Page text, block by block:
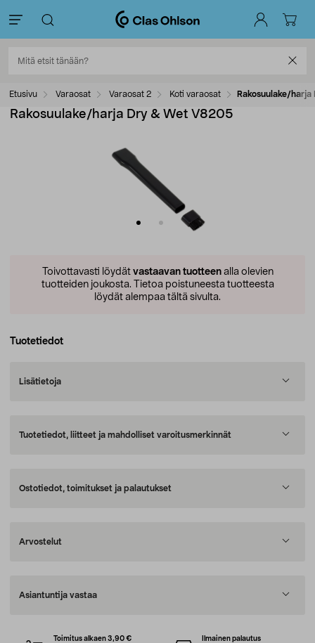
Etusivu Varaosat Varaosat 2 Koti varaosat Rakosuulake/
Rakosuulake/harja Dry & Wet V8205
Toivottavasti löydät vastaavan tuotteenalla olevien
tuotteiden joukosta. Tietoa poistuneesta tuotteesta
löydät alempaa tältä sivulta.
Tuotetiedot
Lisätietoja
Tuotetiedot, liitteet ja mahdolliset varoitusmerkinnät
Ostotiedot, toimitukset ja palautukset
Arvostelut
Asiantuntija vastaa
Toimitus alkaen 3,90 €
Ilmainen palautus